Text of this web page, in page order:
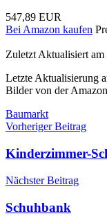
547,89 EUR
Bei Amazon kaufen
Zuletzt Aktualisiert
Letzte Aktualisierung
Bilder von der
Baumarkt
Vorheriger Beitrag
Kinderzimmer-
Nächster Beitrag
Schuhbank